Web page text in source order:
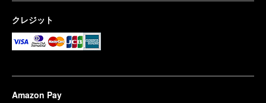
クレジット
Amazon Pay